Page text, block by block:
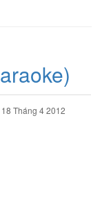
18 Tháng 4 2012